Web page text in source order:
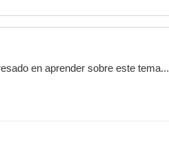
en aprender sobre este tema...